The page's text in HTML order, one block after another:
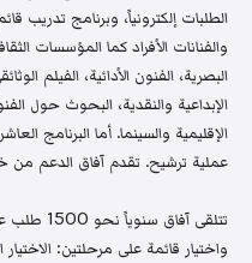
الطلبات إلكترونياً، وبرنامج تدريب
والفنانات الأفراد كما المؤسسات
البصرية، الفنون الأدائية، الفيلم
الإبداعية والنقدية، البحوث حول
الإقليمية والسينما. أما البرنامج
عملية ترشيح. تقدم آفاق الدعم من
تتلقى
واختيار قائمة على مرحلتين: الاختيار